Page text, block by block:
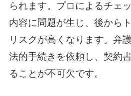
られます。プロによるチェ
内容に問題が生じ、後から
リスクが高くなります。弁
法的手続きを依頼し、契約
ることが不可欠です。